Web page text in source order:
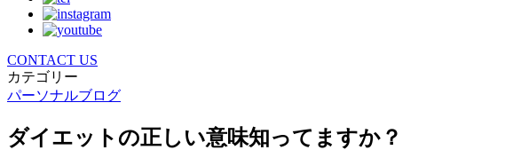
CONTACT US
カテゴリー
パーソナルブログ
ダイエットの正しい意味知ってますか？